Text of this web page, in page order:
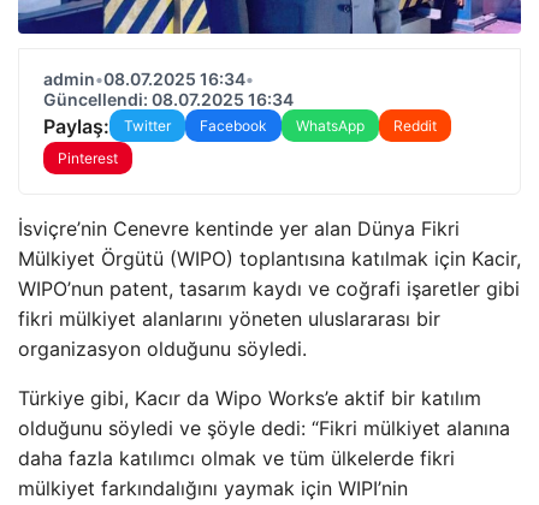
admin•08.07.2025 16:34•
Güncellendi: 08.07.2025 16:34
Paylaş: Twitter Facebook WhatsApp
Reddit
Pinterest
İsviçre’nin Cenevre kentinde yer alan Dünya Fikri
Mülkiyet Örgütü (WIPO) toplantısına katılmak için Kacir,
WIPO’nun patent, tasarım kaydı ve coğrafi işaretler gibi
fikri mülkiyet alanlarını yöneten uluslararası bir
organizasyon olduğunu söyledi.
Türkiye gibi, Kacır da Wipo Works’e aktif bir katılım
olduğunu söyledi ve şöyle dedi: “Fikri mülkiyet alanına
daha fazla katılımcı olmak ve tüm ülkelerde fikri
mülkiyet farkındalığını yaymak için WIPI’nin